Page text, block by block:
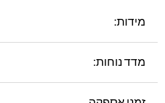
מידות:
מדד נוחות: